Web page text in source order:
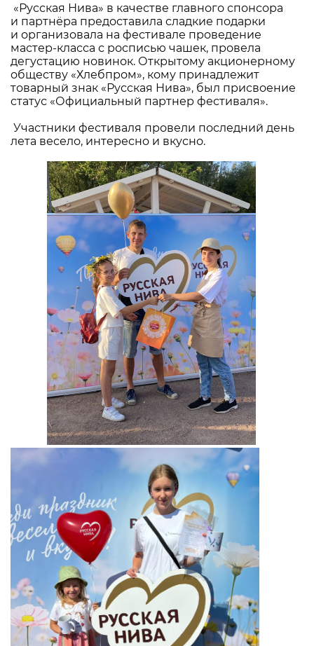
«Русская Нива» в качестве главного спонсора
и партнёра предоставила сладкие подарки
и организовала на фестивале проведение
мастер-класса с росписью чашек, провела
дегустацию новинок. Открытому акционерному
обществу «Хлебпром», кому принадлежит
товарный знак «Русская Нива», был присвоение
статус «Официальный партнер фестиваля».
Участники фестиваля провели последний день
лета весело, интересно и вкусно.